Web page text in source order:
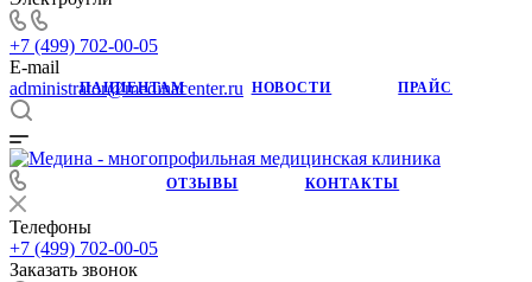
ПАЦИЕНТАМ НОВОСТИ ПРАЙС
ОТЗЫВЫ КОНТАКТЫ
+7 (499) 702-00-05
E-mail
administrator@medinacenter.ru
Телефоны
+7 (499) 702-00-05
Заказать звонок